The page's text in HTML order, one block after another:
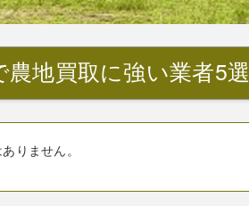
地買取に強い業者5選
りません。